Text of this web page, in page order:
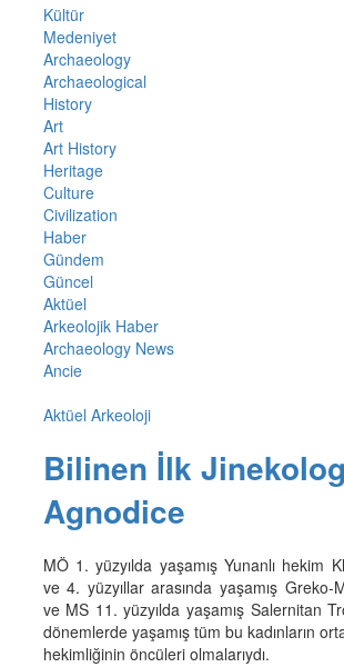
Kültür
Medeniyet
Archaeology
Archaeological
History
Art
Art History
Heritage
Culture
Civilization
Haber
Gündem
Güncel
Aktüel
Arkeolojik Haber
Archaeology News
Ancie
Aktüel Arkeoloji
Bilinen İlk
Agnodice
MÖ 1. yüzyılda yaşamış Yunanlı hekim
ve 4. yüzyıllar arasında yaşamış Greko-
ve MS 11. yüzyılda yaşamış Salernitan
dönemlerde yaşamış tüm bu kadınların
hekimliğinin öncüleri olmalarıydı.